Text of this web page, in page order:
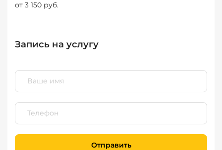
от 3 150 руб.
Запись на услугу
Отправить